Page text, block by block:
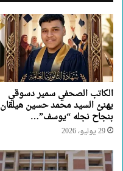
الكاتب الصحفي سمير دسوقي
يهنئ السيد محمد حسين هيلقان
بنجاح نجله “يوسف”…
29 يوليو، 2026